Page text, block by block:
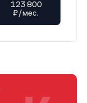
123 800
₽/мес.